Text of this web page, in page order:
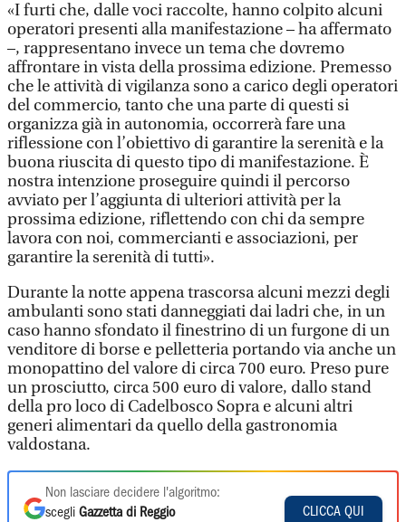
«I furti che, dalle voci raccolte, hanno colpito alcuni
operatori presenti alla manifestazione – ha affermato
–, rappresentano invece un tema che dovremo
affrontare in vista della prossima edizione. Premesso
che le attività di vigilanza sono a carico degli operatori
del commercio, tanto che una parte di questi si
organizza già in autonomia, occorrerà fare una
riflessione con l’obiettivo di garantire la serenità e la
buona riuscita di questo tipo di manifestazione. È
nostra intenzione proseguire quindi il percorso
avviato per l’aggiunta di ulteriori attività per la
prossima edizione, riflettendo con chi da sempre
lavora con noi, commercianti e associazioni, per
garantire la serenità di tutti».
Durante la notte appena trascorsa alcuni mezzi degli
ambulanti sono stati danneggiati dai ladri che, in un
caso hanno sfondato il finestrino di un furgone di un
venditore di borse e pelletteria portando via anche un
monopattino del valore di circa 700 euro. Preso pure
un prosciutto, circa 500 euro di valore, dallo stand
della pro loco di Cadelbosco Sopra e alcuni altri
generi alimentari da quello della gastronomia
valdostana.
Non lasciare decidere l'algoritmo:
scegli Gazzetta di Reggio
CLICCA QUI